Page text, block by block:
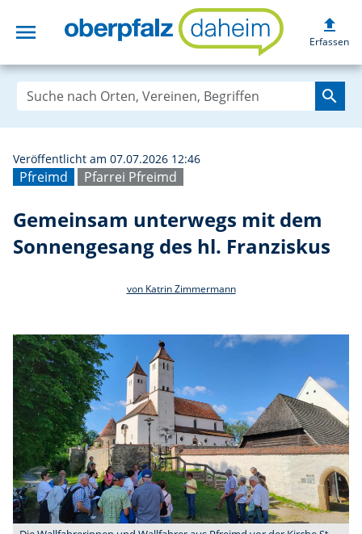
menu Gemeinsam
upload
Erfassen
search
Pfreimd Pfarrei Pfreimd
Veröffentlicht am 07.07.2026 12:46
Gemeinsam unterwegs mit dem
Sonnengesang des hl. Franziskus
von Katrin Zimmermann